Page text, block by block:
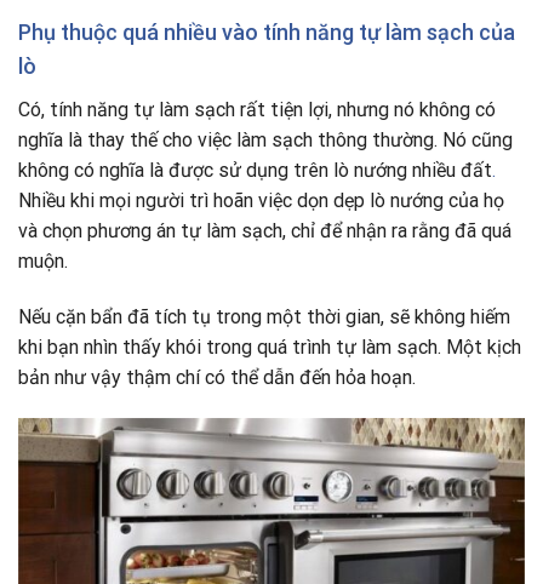
Phụ thuộc quá nhiều vào tính năng tự làm sạch của
lò
Có, tính năng tự làm sạch rất tiện lợi, nhưng nó không có
nghĩa là thay thế cho việc làm sạch thông thường. Nó cũng
không có nghĩa là được sử dụng trên lò nướng nhiều đất.
Nhiều khi mọi người trì hoãn việc dọn dẹp lò nướng của họ
và chọn phương án tự làm sạch, chỉ để nhận ra rằng đã quá
muộn.
Nếu cặn bẩn đã tích tụ trong một thời gian, sẽ không hiếm
khi bạn nhìn thấy khói trong quá trình tự làm sạch. Một kịch
bản như vậy thậm chí có thể dẫn đến hỏa hoạn.